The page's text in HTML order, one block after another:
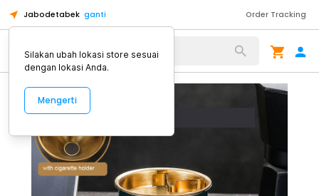
Jabodetabek ganti Order Tracking
Alat Kopi
Silakan ubah lokasi store sesuai
dengan lokasi Anda.
Mengerti